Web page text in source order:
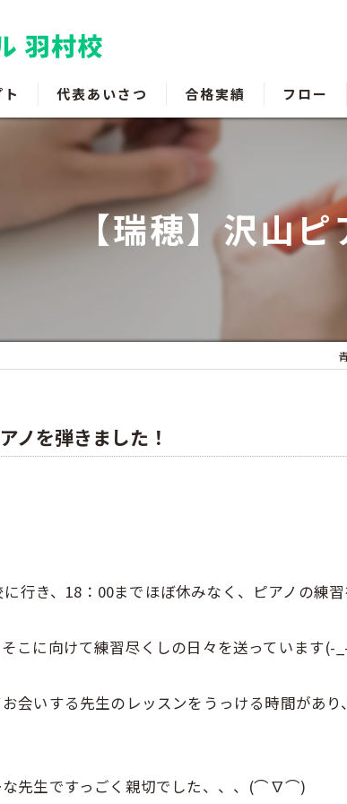
代表あいさつ 合格実績 フロー
【瑞穂】沢山
ノを弾きました！
行き、18：00までほぼ休みなく、ピアノの練習
こに向けて練習尽くしの日々を送っています(-
会いする先生のレッスンをうっける時間があ
な先生ですっごく親切でした、、、(⌒∇⌒)